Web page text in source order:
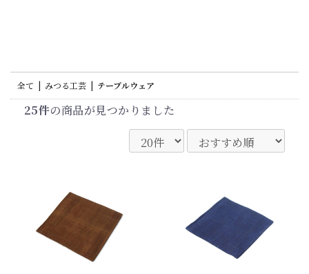
全て | みつる工芸 | テーブルウェア
25件の商品が見つかりました